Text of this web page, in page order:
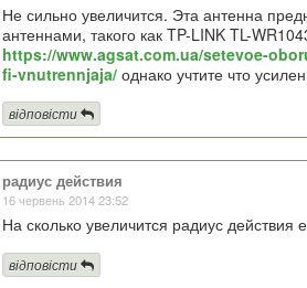
Не сильно увеличится. Эта антенна
антеннами, такого как TP-LINK TL-
https://www.agsat.com.ua/setevoe-
fi-vnutrennjaja/однако учтите что
відповісти
радиус действия
16 червень 2014 23:52
На сколько увеличится радиус действия
відповісти